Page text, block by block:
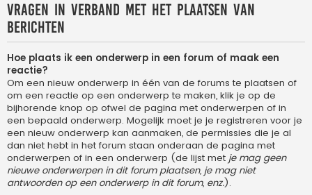
Vragen in verband met het plaatsen van
berichten
Hoe plaats ik een onderwerp in een forum of maak een
reactie?
Om een nieuw onderwerp in één van de forums te plaatsen of
om een reactie op een onderwerp te maken, klik je op de
bijhorende knop op ofwel de pagina met onderwerpen of in
een bepaald onderwerp. Mogelijk moet je je registreren voor je
een nieuw onderwerp kan aanmaken, de permissies die je al
dan niet hebt in het forum staan onderaan de pagina met
onderwerpen of in een onderwerp (de lijst met je mag geen
nieuwe onderwerpen in dit forum plaatsen, je mag niet
antwoorden op een onderwerp in dit forum, enz.).